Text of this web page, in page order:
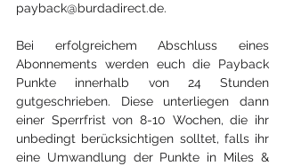
payback@burdadirect.de.
Bei erfolgreichem Abschluss eines
Abonnements werden euch die Payback
Punkte innerhalb von 24 Stunden
gutgeschrieben. Diese unterliegen dann
einer Sperrfrist von 8-10 Wochen, die ihr
unbedingt berücksichtigen solltet, falls ihr
eine Umwandlung der Punkte in Miles &